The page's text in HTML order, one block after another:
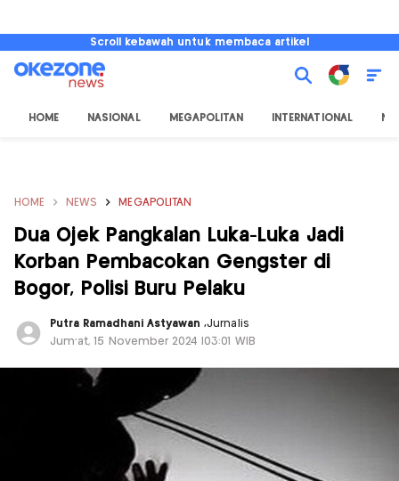
Scroll kebawah untuk membaca artikel
HOME NASIONAL MEGAPOLITAN INTERNATIONAL
HOME NEWS MEGAPOLITAN
Dua Ojek Pangkalan Luka-Luka Jadi
Korban Pembacokan Gengster di
Bogor, Polisi Buru Pelaku
Putra Ramadhani Astyawan,Jurnalis
Jum'at, 15 November 2024 |03:01 WIB